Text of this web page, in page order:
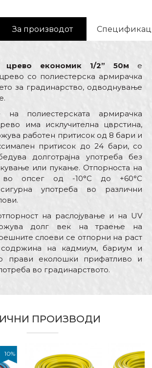
За производот
црево економик 1/2” 50м е
со полиестерска армирачка
за градинарство, одводнување
на полиестерската армирачка
има исклучителна цврстина,
работен притисок од 8 бари и
притисок до 24 бари, со
долготрајна употреба без
или пукање. Отпорноста на
во опсег од -10°C до +60°C
употреба во различни
на раслојување и на UV
долг век на траење на
слоеви се отпорни на раст
на кадмиум, бариум и
прави еколошки прифатливо и
во градинарството.
Зелена
ø1/2” x 50m
ПРОИЗВОДИ
10%